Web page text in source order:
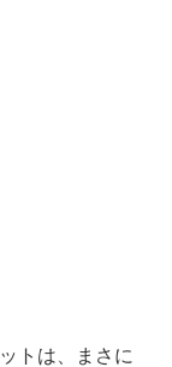
トは、まさに